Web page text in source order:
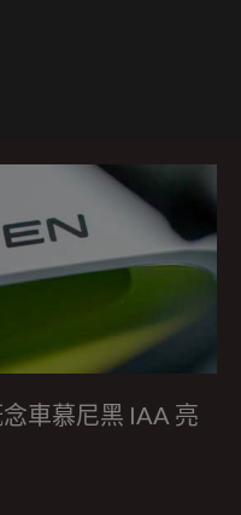
車慕尼黑 IAA 亮